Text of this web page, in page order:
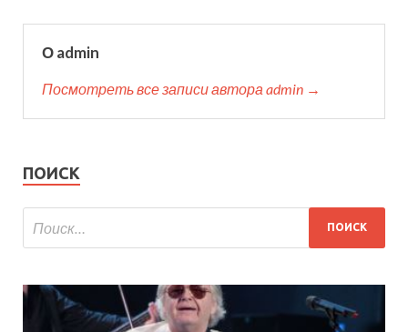
О admin
Посмотреть все записи автора admin →
ПОИСК